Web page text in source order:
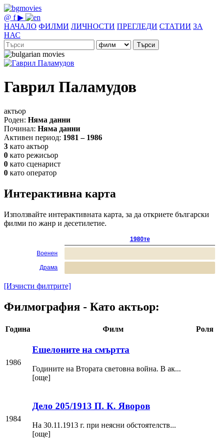
@ f ▶
НАЧАЛО ФИЛМИ ЛИЧНОСТИ ПРЕГЛЕДИ СТАТИИ ЗА
НАС
Търси
Гаврил Паламудов
актьор
Роден: Няма данни
Починал: Няма данни
Активен период: 1981 – 1986
3 като актьор
0 като режисьор
0 като сценарист
0 като оператор
Интерактивна карта
Използвайте интерактивната карта, за да откриете български
филми по жанр и десетилетие.
1980те
Военен
Драма
[Изчисти филтрите]
Филмография - Като актьор:
Година Филм Роля
1986
Ешелоните на смъртта
Годините на Втората световна война. В ак...
[още]
1984
Дело 205/1913 П. К. Яворов
На 30.11.1913 г. при неясни обстоятелств...
[още]